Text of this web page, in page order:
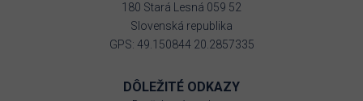
180 Stará Lesná 059 52
Slovenská republika
GPS: 49.150844 20.2857335
DÔLEŽITÉ ODKAZY